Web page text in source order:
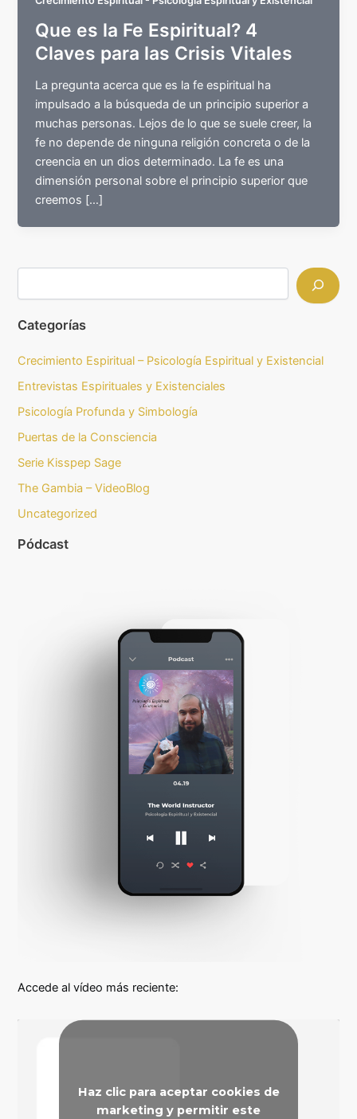
Que es la Fe Espiritual? 4
Claves para las Crisis Vitales
La pregunta acerca que es la fe espiritual ha
impulsado a la búsqueda de un principio superior a
muchas personas. Lejos de lo que se suele creer, la
fe no depende de ninguna religión concreta o de la
creencia en un dios determinado. La fe es una
dimensión personal sobre el principio superior que
creemos […]
Categorías
Crecimiento Espiritual – Psicología Espiritual y Existencial
Entrevistas Espirituales y Existenciales
Psicología Profunda y Simbología
Puertas de la Consciencia
Serie Kisspep Sage
The Gambia – VideoBlog
Uncategorized
Pódcast
Accede al vídeo más reciente:
Haz clic para aceptar cookies de
marketing y permitir este